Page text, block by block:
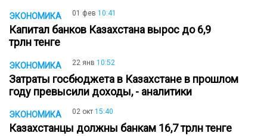
ЭКОНОМИКА 01 фев 10:41
Капитал банков Казахстана вырос до 6,9
трлн тенге
ЭКОНОМИКА 22 янв 10:52
Затраты госбюджета в Казахстане в прошлом
году превысили доходы, - аналитики
ЭКОНОМИКА 02 окт 15:40
Казахстанцы должны банкам 16,7 трлн тенге